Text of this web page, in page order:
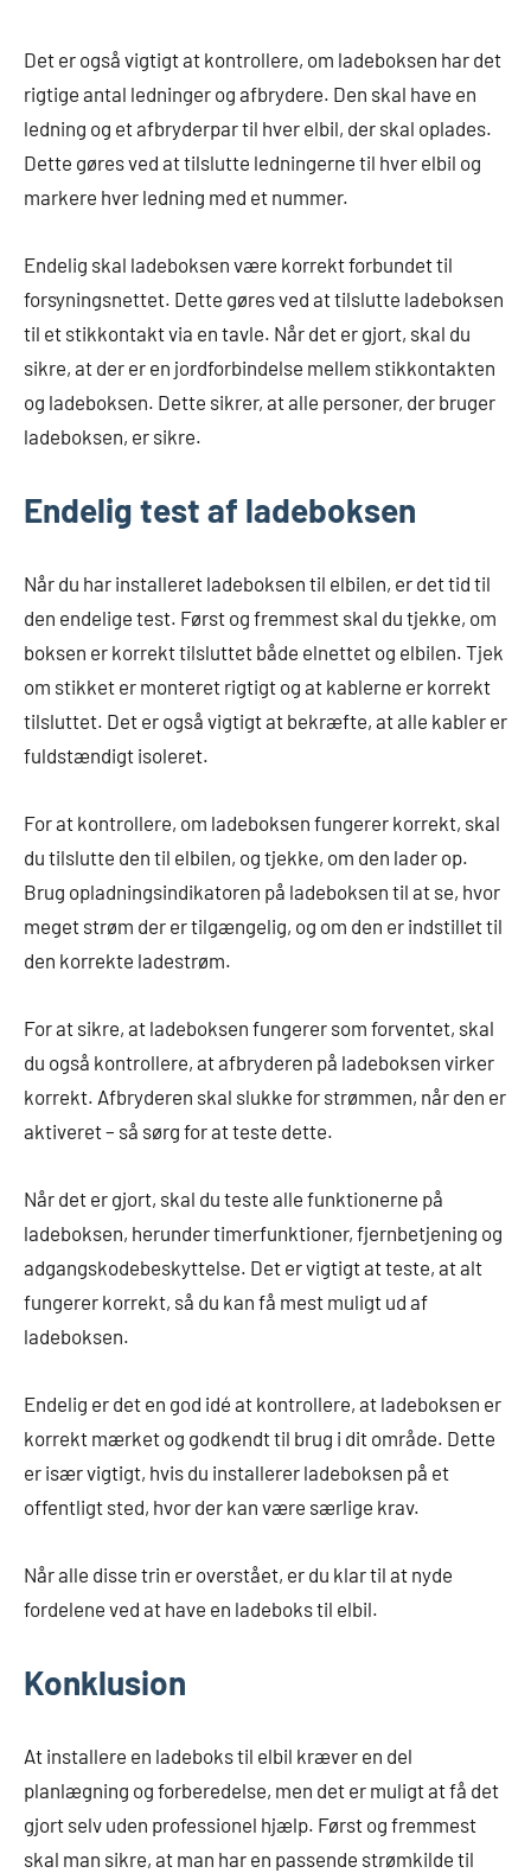
Det er også vigtigt at kontrollere, om ladeboksen har det
rigtige antal ledninger og afbrydere. Den skal have en
ledning og et afbryderpar til hver elbil, der skal oplades.
Dette gøres ved at tilslutte ledningerne til hver elbil og
markere hver ledning med et nummer.
Endelig skal ladeboksen være korrekt forbundet til
forsyningsnettet. Dette gøres ved at tilslutte ladeboksen
til et stikkontakt via en tavle. Når det er gjort, skal du
sikre, at der er en jordforbindelse mellem stikkontakten
og ladeboksen. Dette sikrer, at alle personer, der bruger
ladeboksen, er sikre.
Endelig test af ladeboksen
Når du har installeret ladeboksen til elbilen, er det tid til
den endelige test. Først og fremmest skal du tjekke, om
boksen er korrekt tilsluttet både elnettet og elbilen. Tjek
om stikket er monteret rigtigt og at kablerne er korrekt
tilsluttet. Det er også vigtigt at bekræfte, at alle kabler er
fuldstændigt isoleret.
For at kontrollere, om ladeboksen fungerer korrekt, skal
du tilslutte den til elbilen, og tjekke, om den lader op.
Brug opladningsindikatoren på ladeboksen til at se, hvor
meget strøm der er tilgængelig, og om den er indstillet til
den korrekte ladestrøm.
For at sikre, at ladeboksen fungerer som forventet, skal
du også kontrollere, at afbryderen på ladeboksen virker
korrekt. Afbryderen skal slukke for strømmen, når den er
aktiveret – så sørg for at teste dette.
Når det er gjort, skal du teste alle funktionerne på
ladeboksen, herunder timerfunktioner, fjernbetjening og
adgangskodebeskyttelse. Det er vigtigt at teste, at alt
fungerer korrekt, så du kan få mest muligt ud af
ladeboksen.
Endelig er det en god idé at kontrollere, at ladeboksen er
korrekt mærket og godkendt til brug i dit område. Dette
er især vigtigt, hvis du installerer ladeboksen på et
offentligt sted, hvor der kan være særlige krav.
Når alle disse trin er overstået, er du klar til at nyde
fordelene ved at have en ladeboks til elbil.
Konklusion
At installere en ladeboks til elbil kræver en del
planlægning og forberedelse, men det er muligt at få det
gjort selv uden professionel hjælp. Først og fremmest
skal man sikre, at man har en passende strømkilde til